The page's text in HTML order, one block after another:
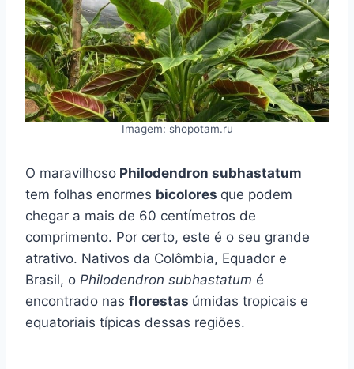
Imagem: shopotam.ru
O maravilhoso Philodendron subhastatum
tem folhas enormes bicolores que podem
chegar a mais de 60 centímetros de
comprimento. Por certo, este é o seu grande
atrativo. Nativos da Colômbia, Equador e
Brasil, o Philodendron subhastatum é
encontrado nas florestas úmidas tropicais e
equatoriais típicas dessas regiões.